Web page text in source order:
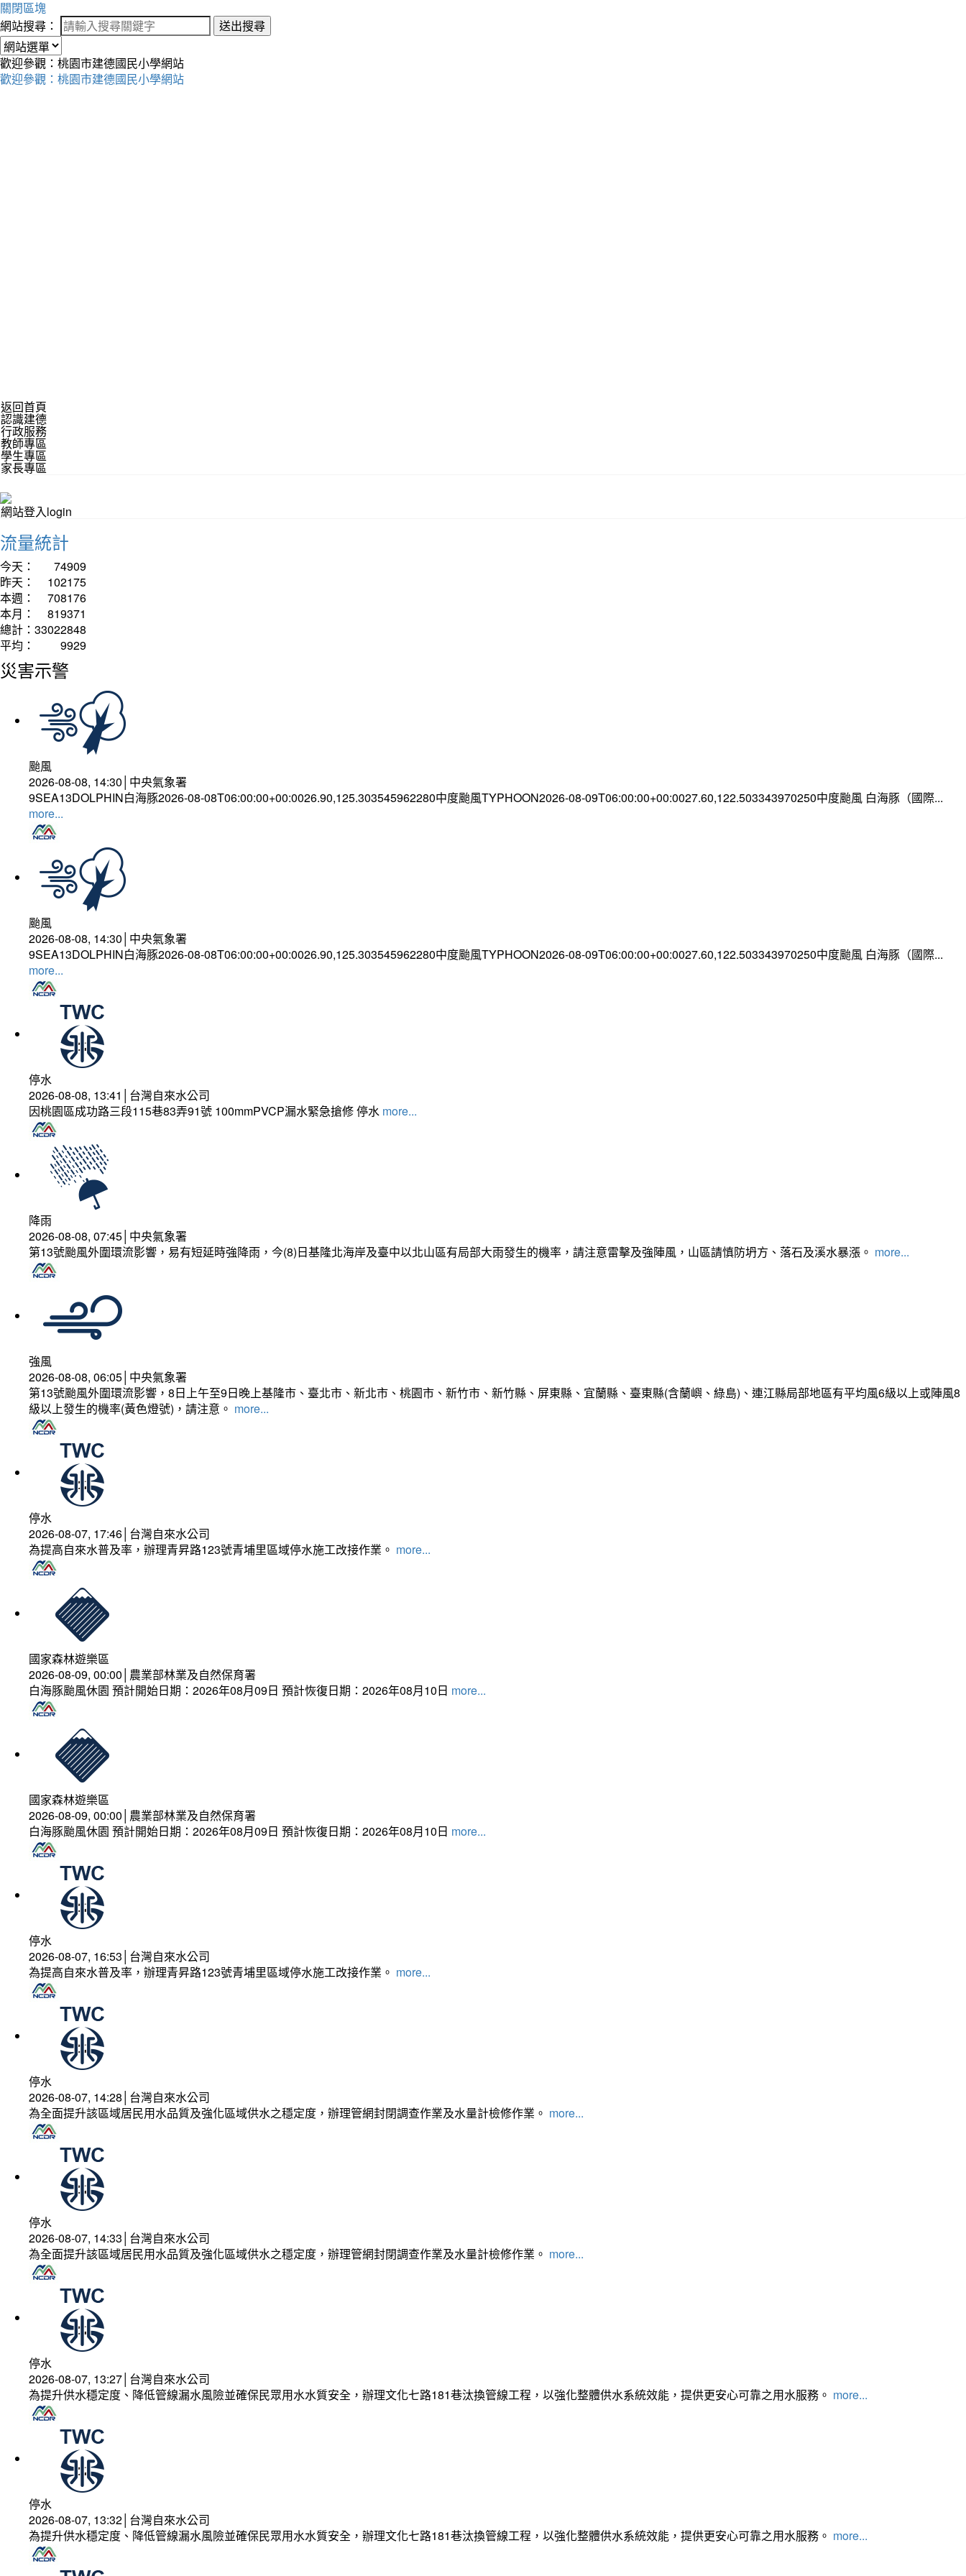
關閉區塊
網站搜尋：
送出搜尋
歡迎參觀：桃園市建德國民小學網站
歡迎參觀：桃園市建德國民小學網站
返回首頁
認識建德
行政服務
教師專區
學生專區
家長專區
網站登入login
流量統計
今天：
74909
昨天：
102175
本週：
708176
本月：
819371
總計： 33022848
平均：
9929
災害示警
颱風
2026-08-08, 14:30│中央氣象署
9SEA13DOLPHIN白海豚2026-08-08T06:00:00+00:0026.90,125.303545962280中度颱風TYPHOON2026-08-09T06:00:00+00:0027.60,122.503343970250中度颱風 白海豚（國際...
more...
颱風
2026-08-08, 14:30│中央氣象署
9SEA13DOLPHIN白海豚2026-08-08T06:00:00+00:0026.90,125.303545962280中度颱風TYPHOON2026-08-09T06:00:00+00:0027.60,122.503343970250中度颱風 白海豚（國際...
more...
停水
2026-08-08, 13:41│台灣自來水公司
因桃園區成功路三段115巷83弄91號 100mmPVCP漏水緊急搶修 停水 more...
降雨
2026-08-08, 07:45│中央氣象署
第13號颱風外圍環流影響，易有短延時強降雨，今(8)日基隆北海岸及臺中以北山區有局部大雨發生的機率，請注意雷擊及強陣風，山區請慎防坍方、落石及溪水暴漲。 more...
強風
2026-08-08, 06:05│中央氣象署
第13號颱風外圍環流影響，8日上午至9日晚上基隆市、臺北市、新北市、桃園市、新竹市、新竹縣、屏東縣、宜蘭縣、臺東縣(含蘭嶼、綠島)、連江縣局部地區有平均風6級以上或陣風8
級以上發生的機率(黃色燈號)，請注意。 more...
停水
2026-08-07, 17:46│台灣自來水公司
為提高自來水普及率，辦理青昇路123號青埔里區域停水施工改接作業。 more...
國家森林遊樂區
2026-08-09, 00:00│農業部林業及自然保育署
白海豚颱風休園 預計開始日期：2026年08月09日 預計恢復日期：2026年08月10日 more...
國家森林遊樂區
2026-08-09, 00:00│農業部林業及自然保育署
白海豚颱風休園 預計開始日期：2026年08月09日 預計恢復日期：2026年08月10日 more...
停水
2026-08-07, 16:53│台灣自來水公司
為提高自來水普及率，辦理青昇路123號青埔里區域停水施工改接作業。 more...
停水
2026-08-07, 14:28│台灣自來水公司
為全面提升該區域居民用水品質及強化區域供水之穩定度，辦理管網封閉調查作業及水量計檢修作業。 more...
停水
2026-08-07, 14:33│台灣自來水公司
為全面提升該區域居民用水品質及強化區域供水之穩定度，辦理管網封閉調查作業及水量計檢修作業。 more...
停水
2026-08-07, 13:27│台灣自來水公司
為提升供水穩定度、降低管線漏水風險並確保民眾用水水質安全，辦理文化七路181巷汰換管線工程，以強化整體供水系統效能，提供更安心可靠之用水服務。 more...
停水
2026-08-07, 13:32│台灣自來水公司
為提升供水穩定度、降低管線漏水風險並確保民眾用水水質安全，辦理文化七路181巷汰換管線工程，以強化整體供水系統效能，提供更安心可靠之用水服務。 more...